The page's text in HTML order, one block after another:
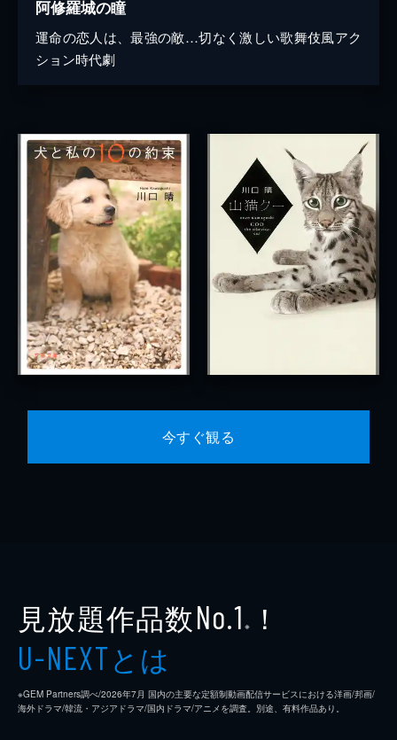
阿修羅城の瞳
運命の恋人は、最強の敵…切なく激しい歌舞伎風アク
ション時代劇
今すぐ観る
見放題作品数No.1 ※ ！
U-NEXTとは
※GEM Partners調べ/2026年7⽉ 国内の主要な定額制動画配信サービスにおける洋画/邦画/
海外ドラマ/韓流・アジアドラマ/国内ドラマ/アニメを調査。別途、有料作品あり。